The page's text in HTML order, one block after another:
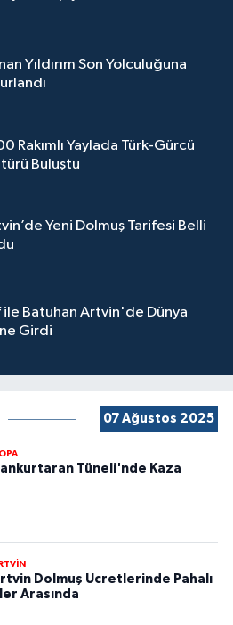
Yıldırım Son Yolculuğuna
Rakımlı Yaylada Türk-Gürcü
Buluştu
Yeni Dolmuş Tarifesi Belli
ile Batuhan Artvin'de Dünya
Girdi
07 Ağustos 2025
Tüneli'nde Kaza
Dolmuş Ücretlerinde Pahalı
Arasında